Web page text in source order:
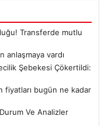
Transferde mutlu
anlaşmaya vardı
Şebekesi Çökertildi:
fiyatları bugün ne kadar
Ve Analizler